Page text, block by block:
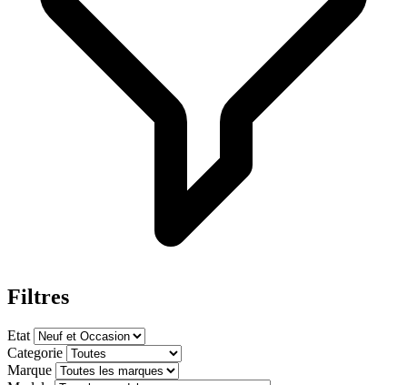
Filtres
Etat
Categorie
Marque